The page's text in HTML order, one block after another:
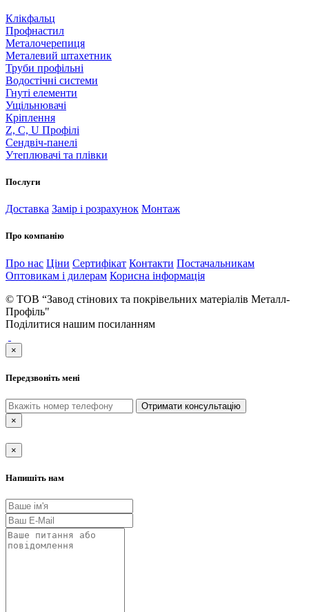
Клікфальц
Профнастил
Металочерепиця
Металевий штахетник
Труби профільні
Водостічні системи
Гнуті елементи
Ущільнювачі
Кріплення
Z, C, U Профілі
Сендвіч-панелі
Утеплювачі та плівки
Послуги
Доставка Замір і розрахунок Монтаж
Про компанію
Про нас Ціни Сертифікат Контакти Постачальникам
Оптовикам і дилерам Корисна інформація
© ТОВ “Завод стінових та покрівельних матеріалів Металл-
Профіль"
Поділитися нашим посиланням
×
Передзвоніть мені
Отримати консультацію
×
×
Напишіть нам